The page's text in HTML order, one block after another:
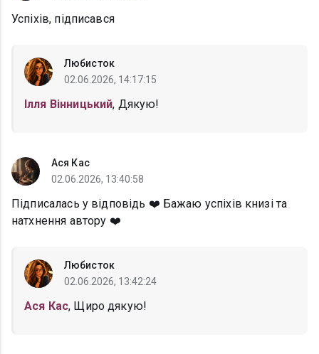
Успіхів, підписався
Любисток
02.06.2026, 14:17:15
Ілля Вінницький, Дякую!
Ася Кас
02.06.2026, 13:40:58
Підписалась у відповідь ❤️ Бажаю успіхів книзі та
натхнення автору ❤️
Любисток
02.06.2026, 13:42:24
Ася Кас, Щиро дякую!